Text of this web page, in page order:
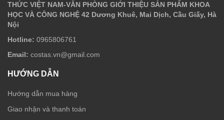
THỨC VIỆT NAM-VĂN PHÒNG GIỚI THIỆU SẢN PHẨM KHOA
HỌC VÀ CÔNG NGHỆ 42 Dương Khuê, Mai Dịch, Cầu Giấy, Hà
Nội
Hotline: 0965806761
Email: costas.vn@gmail.com
HƯỚNG DẪN
Hướng dẫn mua hàng
Giao nhận và thanh toán